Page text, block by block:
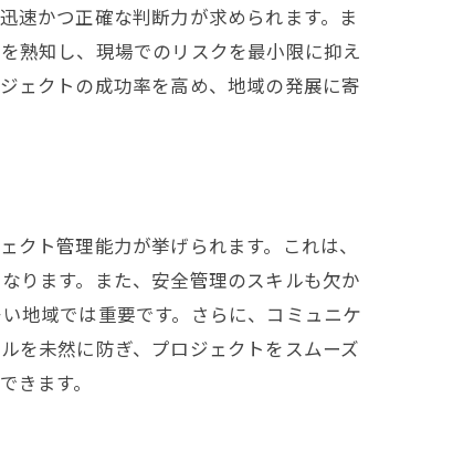
速かつ正確な判断力が求められます。ま
熟知し、現場でのリスクを最小限に抑え
ェクトの成功率を高め、地域の発展に寄
ト管理能力が挙げられます。これは、
ります。また、安全管理のスキルも欠か
地域では重要です。さらに、コミュニケ
を未然に防ぎ、プロジェクトをスムーズ
ます。